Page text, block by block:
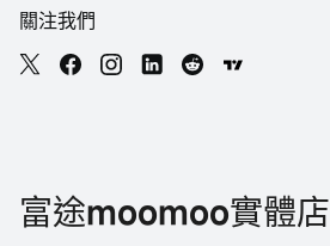
關注我們
富途moomoo實體店